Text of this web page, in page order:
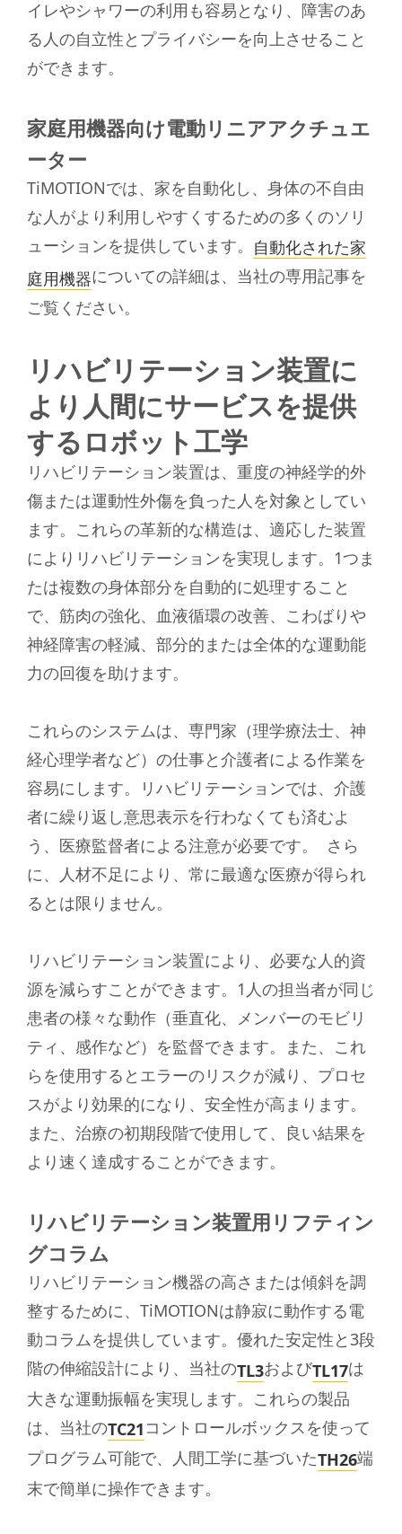
イレやシャワーの利用も容易となり、障害のあ
る人の自立性とプライバシーを向上させること
ができます。
家庭用機器向け電動リニアアクチュエ
ーター
TiMOTIONでは、家を自動化し、身体の不自由
な人がより利用しやすくするための多くのソリ
ューションを提供しています。 自動化された家
庭用機器についての詳細は、当社の専用記事を
ご覧ください。
リハビリテーション装置に
より人間にサービスを提供
するロボット工学
リハビリテーション装置は、重度の神経学的外
傷または運動性外傷を負った人を対象としてい
ます。これらの革新的な構造は、適応した装置
によりリハビリテーションを実現します。1つま
たは複数の身体部分を自動的に処理すること
で、筋肉の強化、血液循環の改善、こわばりや
神経障害の軽減、部分的または全体的な運動能
力の回復を助けます。
これらのシステムは、専門家（理学療法士、神
経心理学者など）の仕事と介護者による作業を
容易にします。リハビリテーションでは、介護
者に繰り返し意思表示を行わなくても済むよ
う、医療監督者による注意が必要です。 さら
に、人材不足により、常に最適な医療が得られ
るとは限りません。
リハビリテーション装置により、必要な人的資
源を減らすことができます。1人の担当者が同じ
患者の様々な動作（垂直化、メンバーのモビリ
ティ、感作など）を監督できます。また、これ
らを使用するとエラーのリスクが減り、プロセ
スがより効果的になり、安全性が高まります。
また、治療の初期段階で使用して、良い結果を
より速く達成することができます。
リハビリテーション装置用リフティン
グコラム
リハビリテーション機器の高さまたは傾斜を調
整するために、TiMOTIONは静寂に動作する電
動コラムを提供しています。優れた安定性と3段
階の伸縮設計により、当社のTL3およびTL17は
大きな運動振幅を実現します。これらの製品
は、当社のTC21コントロールボックスを使って
プログラム可能で、人間工学に基づいたTH26端
末で簡単に操作できます。